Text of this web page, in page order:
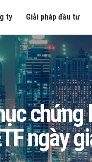
ty Giải pháp đầu tư
ngày